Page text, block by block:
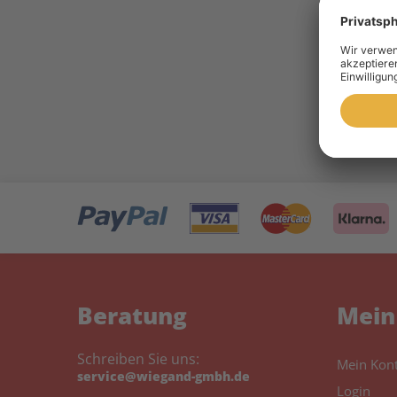
10
Toner
Beratung
Schreiben Sie uns:
service@wiegand-gmbh.de
Mein
Login